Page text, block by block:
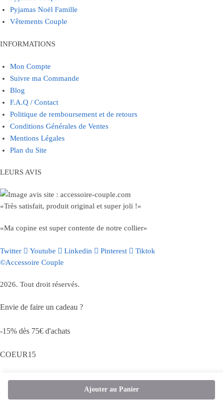
Ajouter au Panier
Pyjamas Noël Famille
Vêtements Couple
INFORMATIONS
Mon Compte
Suivre ma Commande
Blog
F.A.Q / Contact
Politique de remboursement et de retours
Conditions Générales de Ventes
Mentions Légales
Plan du Site
LEURS AVIS
«Très satisfait, produit original et super joli !»
«Ma copine est super contente de notre collier»
Twitter Youtube Linkedin Pinterest
Tiktok
©Accessoire Couple
2026. Tout droit réservés.
Envie de faire un cadeau ?
-15% dès 75€ d'achats
COEUR15